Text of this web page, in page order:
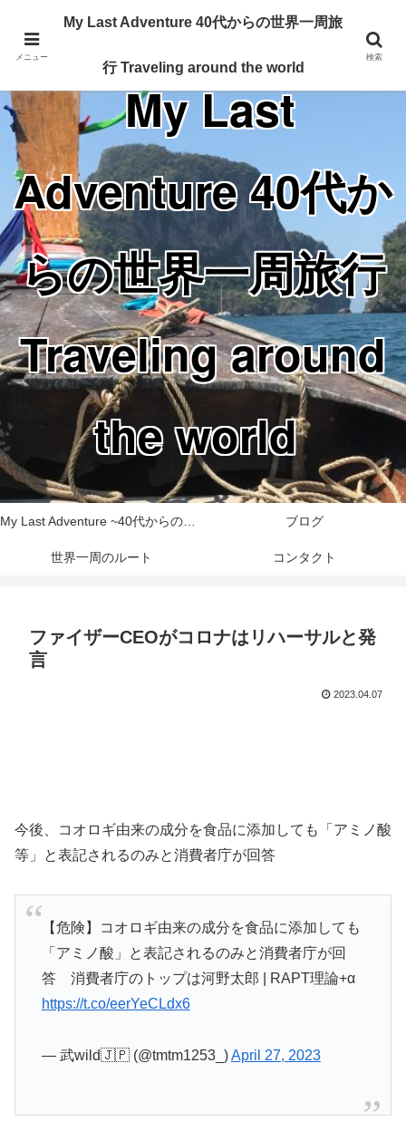
Traveling around the world from my 40's
My Last
Adventure 40代か
らの世界一周旅行
Traveling around
the world
My Last Adventure ~40代からの世界一周旅行記~ ブログ
世界一周のルート コンタクト
ファイザーCEOがコロナはリハーサルと発
言
2023.04.07
今後、コオロギ由来の成分を食品に添加しても「アミノ酸
等」と表記されるのみと消費者庁が回答
【危険】コオロギ由来の成分を食品に添加しても
「アミノ酸」と表記されるのみと消費者庁が回
答 消費者庁のトップは河野太郎 | RAPT理論+α
https://t.co/eerYeCLdx6
— 武wild🇯🇵 (@tmtm1253_)April 27, 2023
メニュー
My Last Adventure 40代からの世界一周旅
行 Traveling around the world
検索